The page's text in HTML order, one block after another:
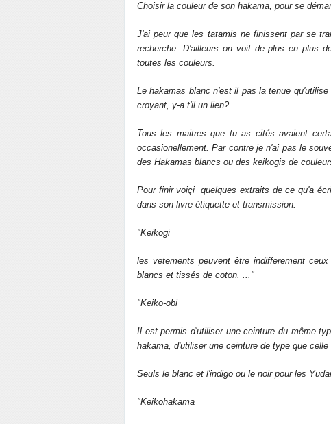
Choisir la couleur de son hakama, pour se
J'ai peur que les tatamis ne finissent par se
recherche. D'ailleurs on voit de plus en plus
toutes les couleurs.
Le hakamas blanc n'est il pas la tenue
croyant, y-a t'il un lien?
Tous les maitres que tu as cités avaient
occasionellement. Par contre je n'ai pas le
des Hakamas blancs ou des keikogis de
Pour finir voiçi quelques extraits de ce qu'a
dans son livre étiquette et transmission:
"Keikogi
les vetements peuvent être indifferement
blancs et tissés de coton. ..."
"Keiko-obi
Il est permis d'utiliser une ceinture du même
hakama, d'utiliser une ceinture de type que
Seuls le blanc et l'indigo ou le noir pour les
"Keikohakama